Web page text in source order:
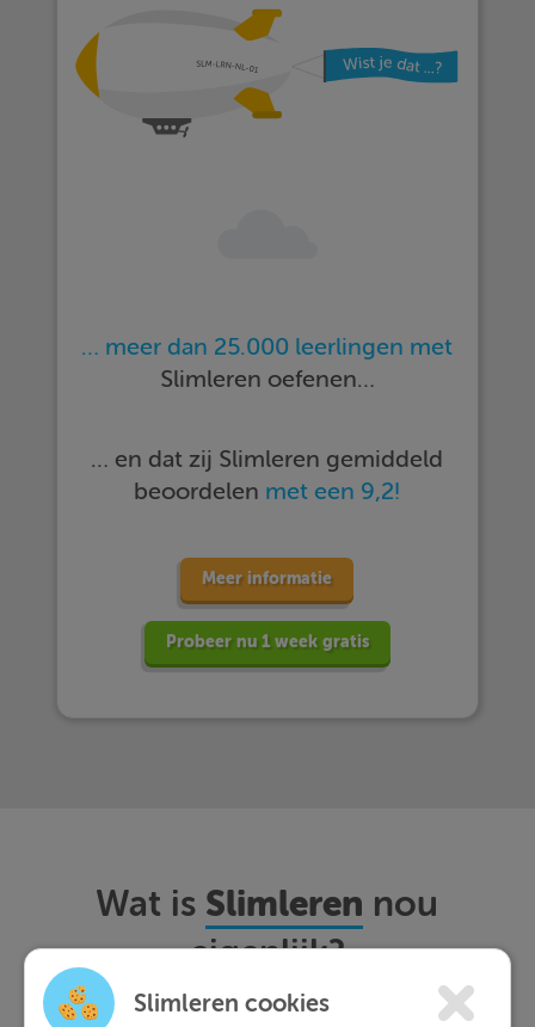
… meer dan 25.000 leerlingen met
Slimleren oefenen…
… en dat zij Slimleren gemiddeld
beoordelen met een 9,2!
Meer informatie
Probeer nu 1 week gratis
Wat is Slimleren nou
eigenlijk?
Met Slimleren oefen je online voor de vakken
Slimleren cookies